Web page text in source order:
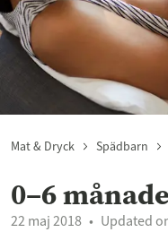
Mat & Dryck Spädbarn
0–6
22 maj 2018 Updated